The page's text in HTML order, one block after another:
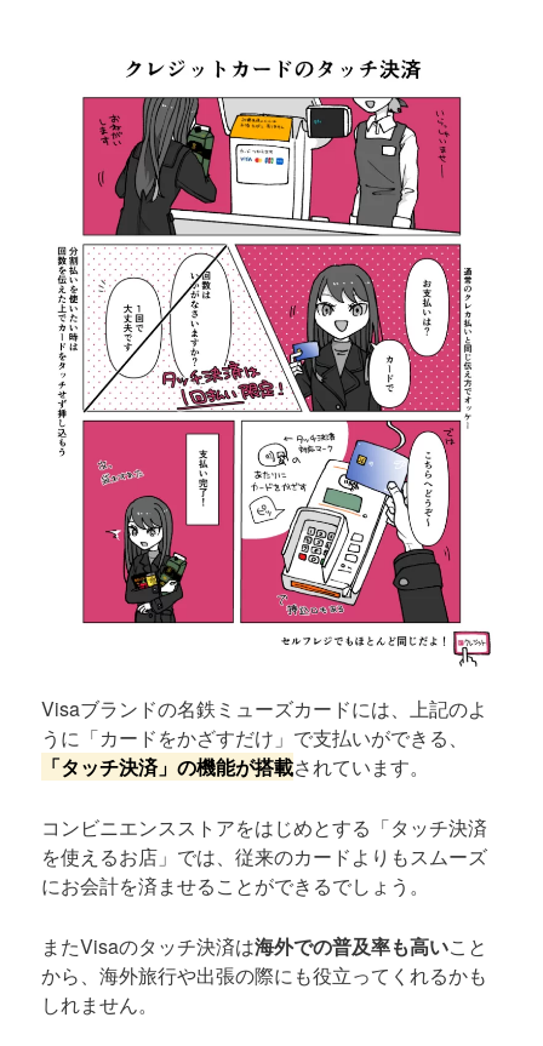
Visaブランドの名鉄ミューズカードには、上記のよ
うに「カードをかざすだけ」で支払いができる、
「タッチ決済」の機能が搭載されています。
コンビニエンスストアをはじめとする「タッチ決済
を使えるお店」では、従来のカードよりもスムーズ
にお会計を済ませることができるでしょう。
またVisaのタッチ決済は海外での普及率も高いこと
から、海外旅行や出張の際にも役立ってくれるかも
しれません。